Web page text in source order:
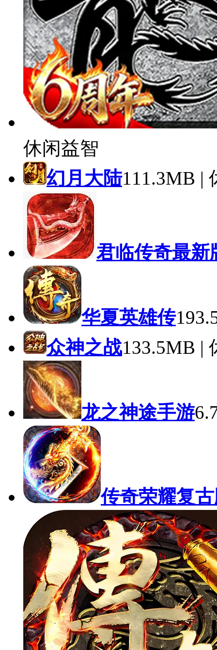
休闲益智
幻月大陆111.3MB |
君临传奇最新
华夏英雄传
众神之战133.5MB |
龙之神途手游
传奇荣耀复